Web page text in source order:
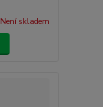
Není skladem